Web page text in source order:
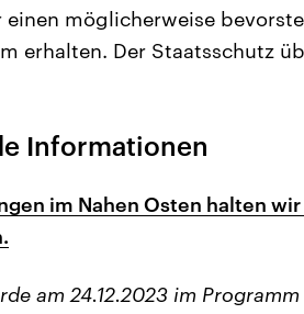
möglicherweise
erhalten. Der Staatsschutz
Informationen
im Nahen Osten halten
am 24.12.2023 im